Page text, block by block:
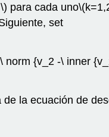
para cada uno
set
{v_2 -\ inner
la ecuación de